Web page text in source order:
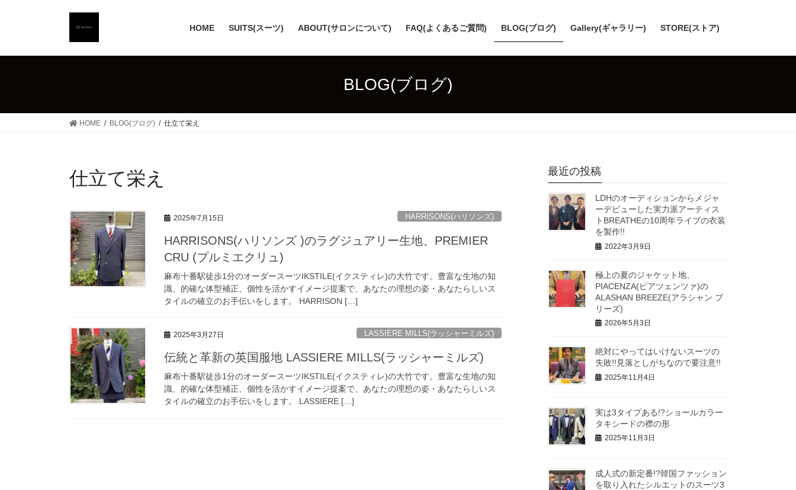
HOME SUITS(スーツ) ABOUT(サロンについて) FAQ(よくあるご質問) BLOG(ブログ) Gallery(ギャラリー) STORE(ストア)
BLOG(ブログ)
HOME BLOG(ブログ) 仕立て栄え
仕立て栄え
2025年7月15日 HARRISONS(ハリソンズ)
HARRISONS(ハリソンズ )のラグジュアリー生地、PREMIER
CRU (プルミエクリュ)
麻布十番駅徒歩1分のオーダースーツIKSTILE(イクスティレ)の大竹です。豊富な生地の知
識、的確な体型補正、個性を活かすイメージ提案で、あなたの理想の姿・あなたらしいス
タイルの確立のお手伝いをします。 HARRISON […]
2025年3月27日 LASSIERE MILLS(ラッシャーミルズ)
伝統と革新の英国服地 LASSIERE MILLS(ラッシャーミルズ)
麻布十番駅徒歩1分のオーダースーツIKSTILE(イクスティレ)の大竹です。豊富な生地の知
識、的確な体型補正、個性を活かすイメージ提案で、あなたの理想の姿・あなたらしいス
タイルの確立のお手伝いをします。 LASSIERE […]
最近の投稿
LDHのオーディションからメジャ
ーデビューした実力派アーティス
トBREATHEの10周年ライブの衣装
を製作!!
2022年3月9日
極上の夏のジャケット地、
PIACENZA(ピアツェンツァ)の
ALASHAN BREEZE(アラシャン ブ
リーズ)
2026年5月3日
絶対にやってはいけないスーツの
失敗!!見落としがちなので要注意!!
2025年11月4日
実は3タイプある!?ショールカラー
タキシードの襟の形
2025年11月3日
成人式の新定番!?韓国ファッション
を取り入れたシルエットのスーツ3